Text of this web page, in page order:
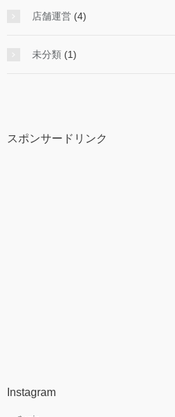
店舗運営 (4)
未分類 (1)
スポンサードリンク
Instagram